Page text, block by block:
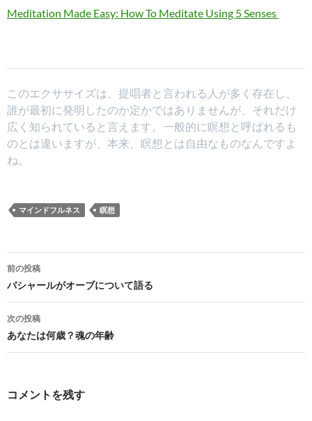
Meditation Made Easy: How To Meditate Using 5 Senses
このエクササイズは、提唱者と言われる人が多く存在し、
誰が最初に発明したのか定かではありませんが、それだけ
広く知られていると言えます。一般的に瞑想と呼ばれるも
のとは違いますが、本来、瞑想とは自由なものなんですよ
ね。
マインドフルネス 瞑想
投
稿
ナ
ビ
前の投稿
バシャールがオーブについて語る
次の投稿
あなたは何歳？魂の年齢
コメントを残す